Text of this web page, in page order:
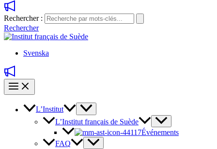
Rechercher :
Rechercher
Svenska
L’Institut
L’Institut français de Suède
Événements
FAQ